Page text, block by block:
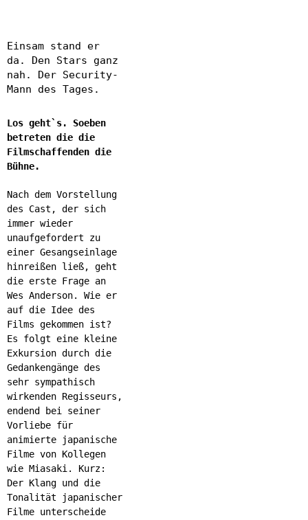
Einsam stand er
da. Den Stars ganz
nah. Der Security-
Mann des Tages.
Los geht`s. Soeben
betreten die die
Filmschaffenden die
Bühne.
Nach dem Vorstellung
des Cast, der sich
immer wieder
unaufgefordert zu
einer Gesangseinlage
hinreißen ließ, geht
die erste Frage an
Wes Anderson. Wie er
auf die Idee des
Films gekommen ist?
Es folgt eine kleine
Exkursion durch die
Gedankengänge des
sehr sympathisch
wirkenden Regisseurs,
endend bei seiner
Vorliebe für
animierte japanische
Filme von Kollegen
wie Miasaki. Kurz:
Der Klang und die
Tonalität japanischer
Filme unterscheide